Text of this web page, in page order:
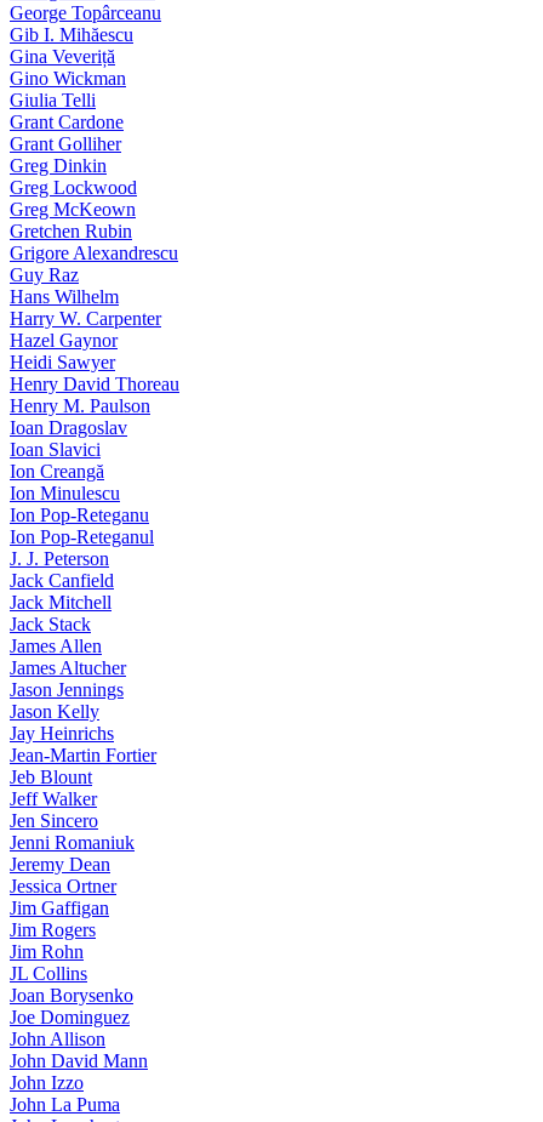
George Topârceanu
Gib I. Mihăescu
Gina Veveriță
Gino Wickman
Giulia Telli
Grant Cardone
Grant Golliher
Greg Dinkin
Greg Lockwood
Greg McKeown
Gretchen Rubin
Grigore Alexandrescu
Guy Raz
Hans Wilhelm
Harry W. Carpenter
Hazel Gaynor
Heidi Sawyer
Henry David Thoreau
Henry M. Paulson
Ioan Dragoslav
Ioan Slavici
Ion Creangă
Ion Minulescu
Ion Pop-Reteganu
Ion Pop-Reteganul
J. J. Peterson
Jack Canfield
Jack Mitchell
Jack Stack
James Allen
James Altucher
Jason Jennings
Jason Kelly
Jay Heinrichs
Jean-Martin Fortier
Jeb Blount
Jeff Walker
Jen Sincero
Jenni Romaniuk
Jeremy Dean
Jessica Ortner
Jim Gaffigan
Jim Rogers
Jim Rohn
JL Collins
Joan Borysenko
Joe Dominguez
John Allison
John David Mann
John Izzo
John La Puma